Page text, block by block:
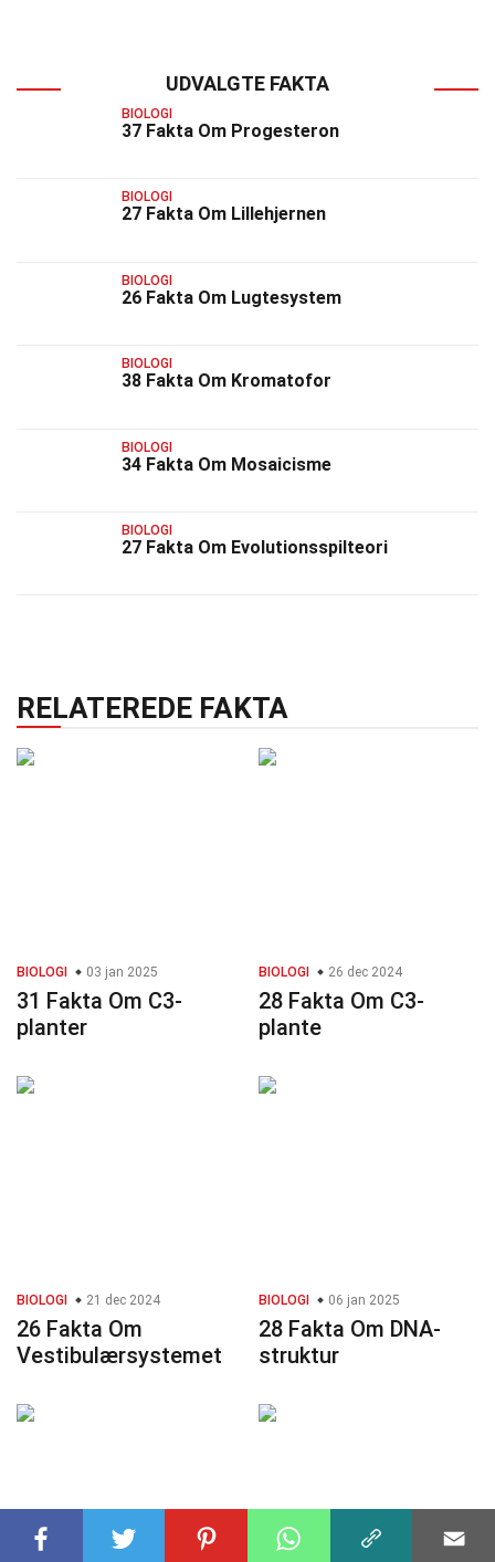
UDVALGTE FAKTA
BIOLOGI
37 Fakta Om Progesteron
BIOLOGI
27 Fakta Om Lillehjernen
BIOLOGI
26 Fakta Om Lugtesystem
BIOLOGI
38 Fakta Om Kromatofor
BIOLOGI
34 Fakta Om Mosaicisme
BIOLOGI
27 Fakta Om Evolutionsspilteori
RELATEREDE FAKTA
BIOLOGI 03 jan 2025
31 Fakta Om C3-
planter
BIOLOGI 26 dec 2024
28 Fakta Om C3-
plante
BIOLOGI 21 dec 2024
26 Fakta Om
Vestibulærsystemet
BIOLOGI 06 jan 2025
28 Fakta Om DNA-
struktur